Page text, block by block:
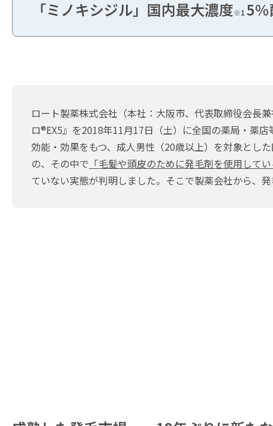
「ミノキシジル」国内最大濃度※1 5％
ロート製薬株式会社（本社：大阪市、代表取締役会長
ロ®EX5』を2018年11月17日（土）に全国の薬局・薬
効能・効果をもつ、成人男性（20歳以上）を対象とし
の、その中で 「毛髪や頭皮のために発毛剤を使用して
ていない実態が判明しました。そこで製薬会社から、